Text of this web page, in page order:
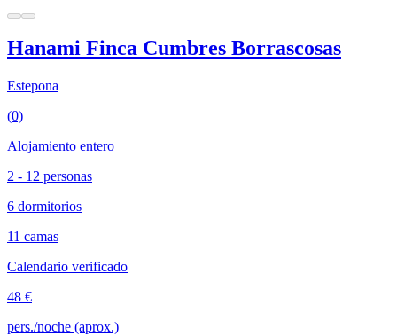
Hanami Finca Cumbres Borrascosas
Estepona
(0)
Alojamiento entero
2 - 12 personas
6 dormitorios
11 camas
Calendario verificado
48 €
pers./noche (aprox.)